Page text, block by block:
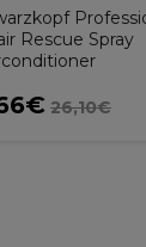
Rescue Spray
26,10€